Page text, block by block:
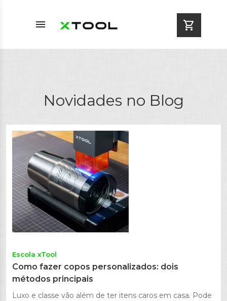
menu shopping_cart
Novidades no Blog
Escola xTool
Como fazer copos personalizados: dois
métodos principais
Luxo e classe vão além de ter itens caros em casa. Pode